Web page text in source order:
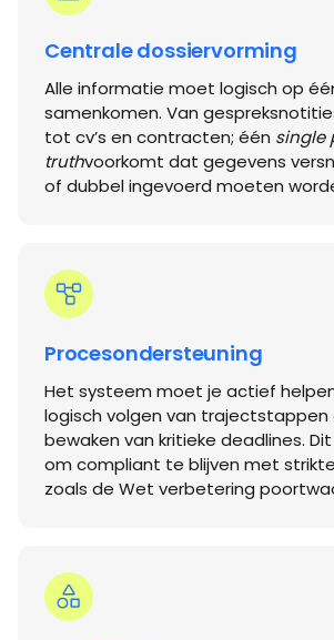
Centrale dossiervorming
Alle informatie moet logisch op
samenkomen. Van
tot cv’s en contracten; één single
truthvoorkomt dat gegevens
of dubbel ingevoerd moeten
Procesondersteuning
Het systeem moet je actief
logisch volgen van trajectstappen
bewaken van kritieke deadlines.
om compliant te blijven met
zoals de Wet verbetering